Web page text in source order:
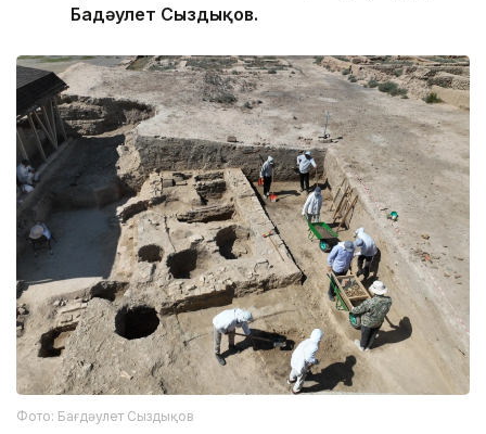
Бағдәулет Сыздықов.
Фото: Бағдәулет Сыздықов